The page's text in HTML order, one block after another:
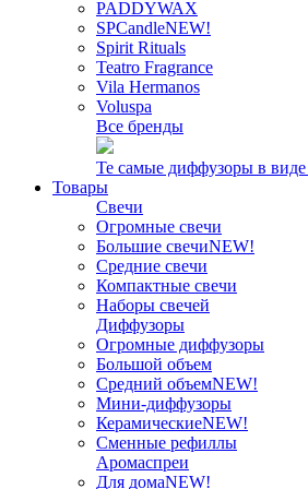
PADDYWAX
SPCandleNEW!
Spirit Rituals
Teatro Fragrance
Vila Hermanos
Voluspa
Все бренды
Те самые диффузоры в виде
Товары
Свечи
Огромные свечи
Большие свечиNEW!
Средние свечи
Компактные свечи
Наборы свечей
Диффузоры
Огромные диффузоры
Большой объем
Средний объемNEW!
Мини-диффузоры
КерамическиеNEW!
Сменные рефиллы
Аромаспреи
Для домаNEW!